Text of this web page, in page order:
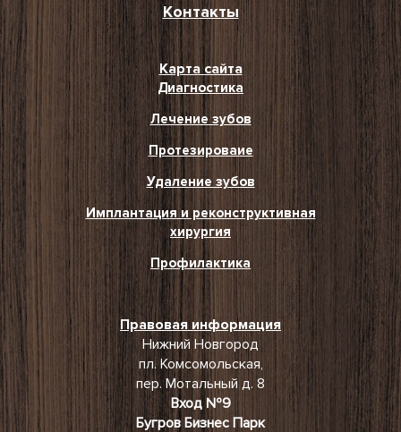
Контакты
Карта сайта
Диагностика
Лечение зубов
Протезироваие
Удаление зубов
Имплантация и реконструктивная
хирургия
Профилактика
Правовая информация
Нижний Новгород
пл. Комсомольская,
пер. Мотальный д. 8
Вход №9
Бугров Бизнес Парк